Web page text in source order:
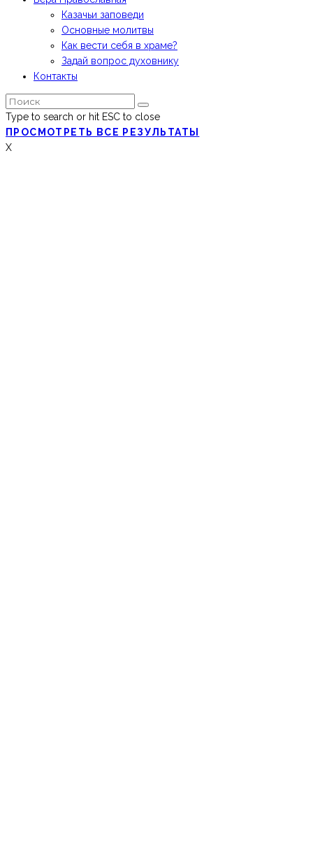
Казачьи заповеди
Основные молитвы
Как вести себя в храме?
Задай вопрос духовнику
Контакты
Type to search or hit ESC to close
ПРОСМОТРЕТЬ ВСЕ РЕЗУЛЬТАТЫ
X